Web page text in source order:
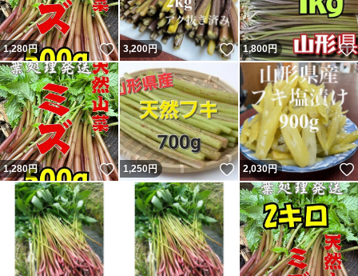
1,280円 いいね！
3,200円 いいね！
1,800円
1,280円 いいね！
1,250円 いいね！
2,030円